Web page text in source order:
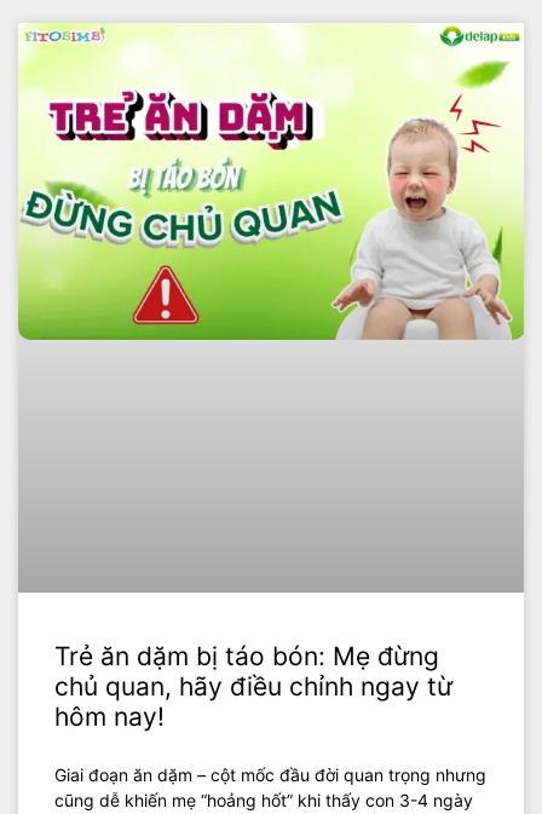
Trẻ ăn dặm bị táo bón: Mẹ đừng
chủ quan, hãy điều chỉnh ngay từ
hôm nay!
Giai đoạn ăn dặm – cột mốc đầu đời quan trọng nhưng
cũng dễ khiến mẹ “hoảng hốt” khi thấy con 3-4 ngày